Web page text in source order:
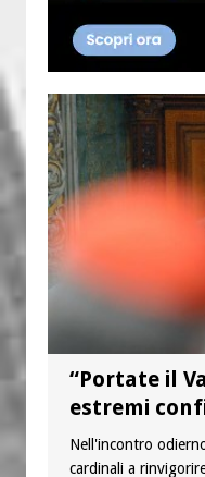
“Portate il
estremi
Nell'incontro
cardinali a